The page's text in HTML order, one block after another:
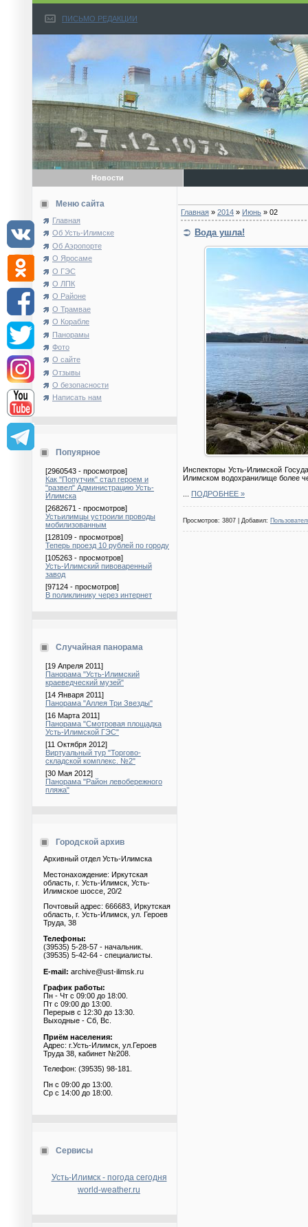
ПИСЬМО РЕДАКЦИИ
Новости
Меню сайта
Главная
Об Усть-Илимске
Об Аэропорте
О Яросаме
О ГЭС
О ЛПК
О Районе
О Трамвае
О Корабле
Панорамы
Фото
О сайте
Отзывы
О безопасности
Написать нам
Попуярное
[2960543 - просмотров]
Как "Попутчик" стал героем и
"развел" Администрацию Усть-
Илимска
[2682671 - просмотров]
Устьилимцы устроили проводы
мобилизованным
[128109 - просмотров]
Теперь проезд 10 рублей по городу
[105263 - просмотров]
Усть-Илимский пивоваренный
завод
[97124 - просмотров]
В поликлинику через интернет
Случайная панорама
[19 Апреля 2011]
Панорама "Усть-Илимский
краеведческий музей"
[14 Января 2011]
Панорама "Аллея Три Звезды"
[16 Марта 2011]
Панорама "Смотровая площадка
Усть-Илимской ГЭС"
[11 Октября 2012]
Виртуальный тур "Торгово-
складской комплекс. №2"
[30 Мая 2012]
Панорама "Район левобережного
пляжа"
Городской архив
Архивный отдел Усть-Илимска
Местонахождение: Иркутская
область, г. Усть-Илимск, Усть-
Илимское шоссе, 20/2
Почтовый адрес: 666683, Иркутская
область, г. Усть-Илимск, ул. Героев
Труда, 38
Телефоны:
(39535) 5-28-57 - начальник.
(39535) 5-42-64 - специалисты.
E-mail: archive@ust-ilimsk.ru
График работы:
Пн - Чт с 09:00 до 18:00.
Пт с 09:00 до 13:00.
Перерыв с 12:30 до 13:30.
Выходные - Сб, Вс.
Приём населения:
Адрес: г.Усть-Илимск, ул.Героев
Труда 38, кабинет №208.
Телефон: (39535) 98-181.
Пн с 09:00 до 13:00.
Ср с 14:00 до 18:00.
Сервисы
Усть-Илимск - погода сегодня
world-weather.ru
Главная » 2014 » Июнь » 02
Вода ушла!
Инспекторы Усть-Илимской
Илимском водохранилище более
ПОДРОБНЕЕ »
Просмотров: 3807 | Добавил: